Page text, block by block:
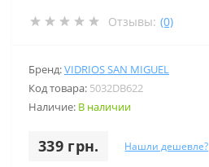
Отзывы: (0)
Бренд:VIDRIOS SAN MIGUEL
Код товара: 5032DB622
Наличие: В наличии
339 грн. Нашли дешевле?